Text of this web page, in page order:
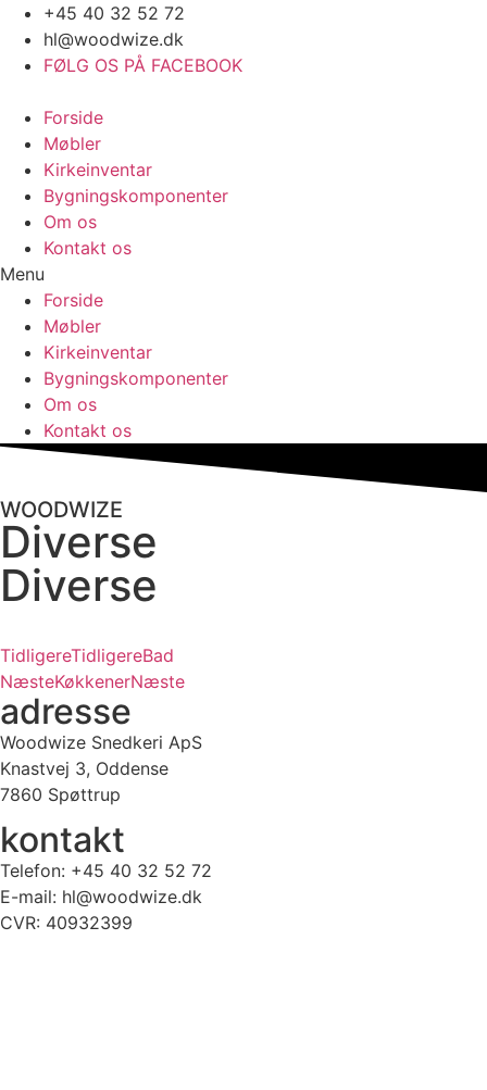
Videre
indhold
+45 40 32 52 72
hl@woodwize.dk
FØLG OS PÅ FACEBOOK
Forside
Møbler
Kirkeinventar
Bygningskomponenter
Om os
Kontakt os
Menu
Forside
Møbler
Kirkeinventar
Bygningskomponenter
Om os
Kontakt os
WOODWIZE
Diverse
Diverse
TidligereTidligereBad
NæsteKøkkenerNæste
adresse
Woodwize Snedkeri ApS
Knastvej 3, Oddense
7860 Spøttrup
kontakt
Telefon: +45 40 32 52 72
E-mail: hl@woodwize.dk
CVR: 40932399